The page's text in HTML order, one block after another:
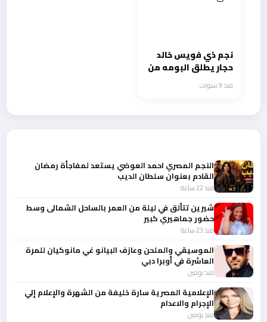
نجم ذي فويس خالد
حجار يطلق البومه من
دمشق بحضور نجوم
الفن والاعلام خالد
دمشق
منذ 9 سنوات
النجم المصري احمد العوضي يستعد لمفاجأة رمضان
القادم بعنوان سلطان الديب
منذ 22 ساعة
شيرين تتألق في ليلة من العمر بالساحل الشمالى وسط
حضور جماهيري كبير
منذ 23 ساعة
الموسيقي والملحن وعازف البيانو غي مانوكيان للمرة
العاشرة في أوبرا دبي
منذ يومين
الإعلامية المصرية سارة خليفة من الشهرة والإعلام إلي
الإجرام والاعدام
منذ يومين